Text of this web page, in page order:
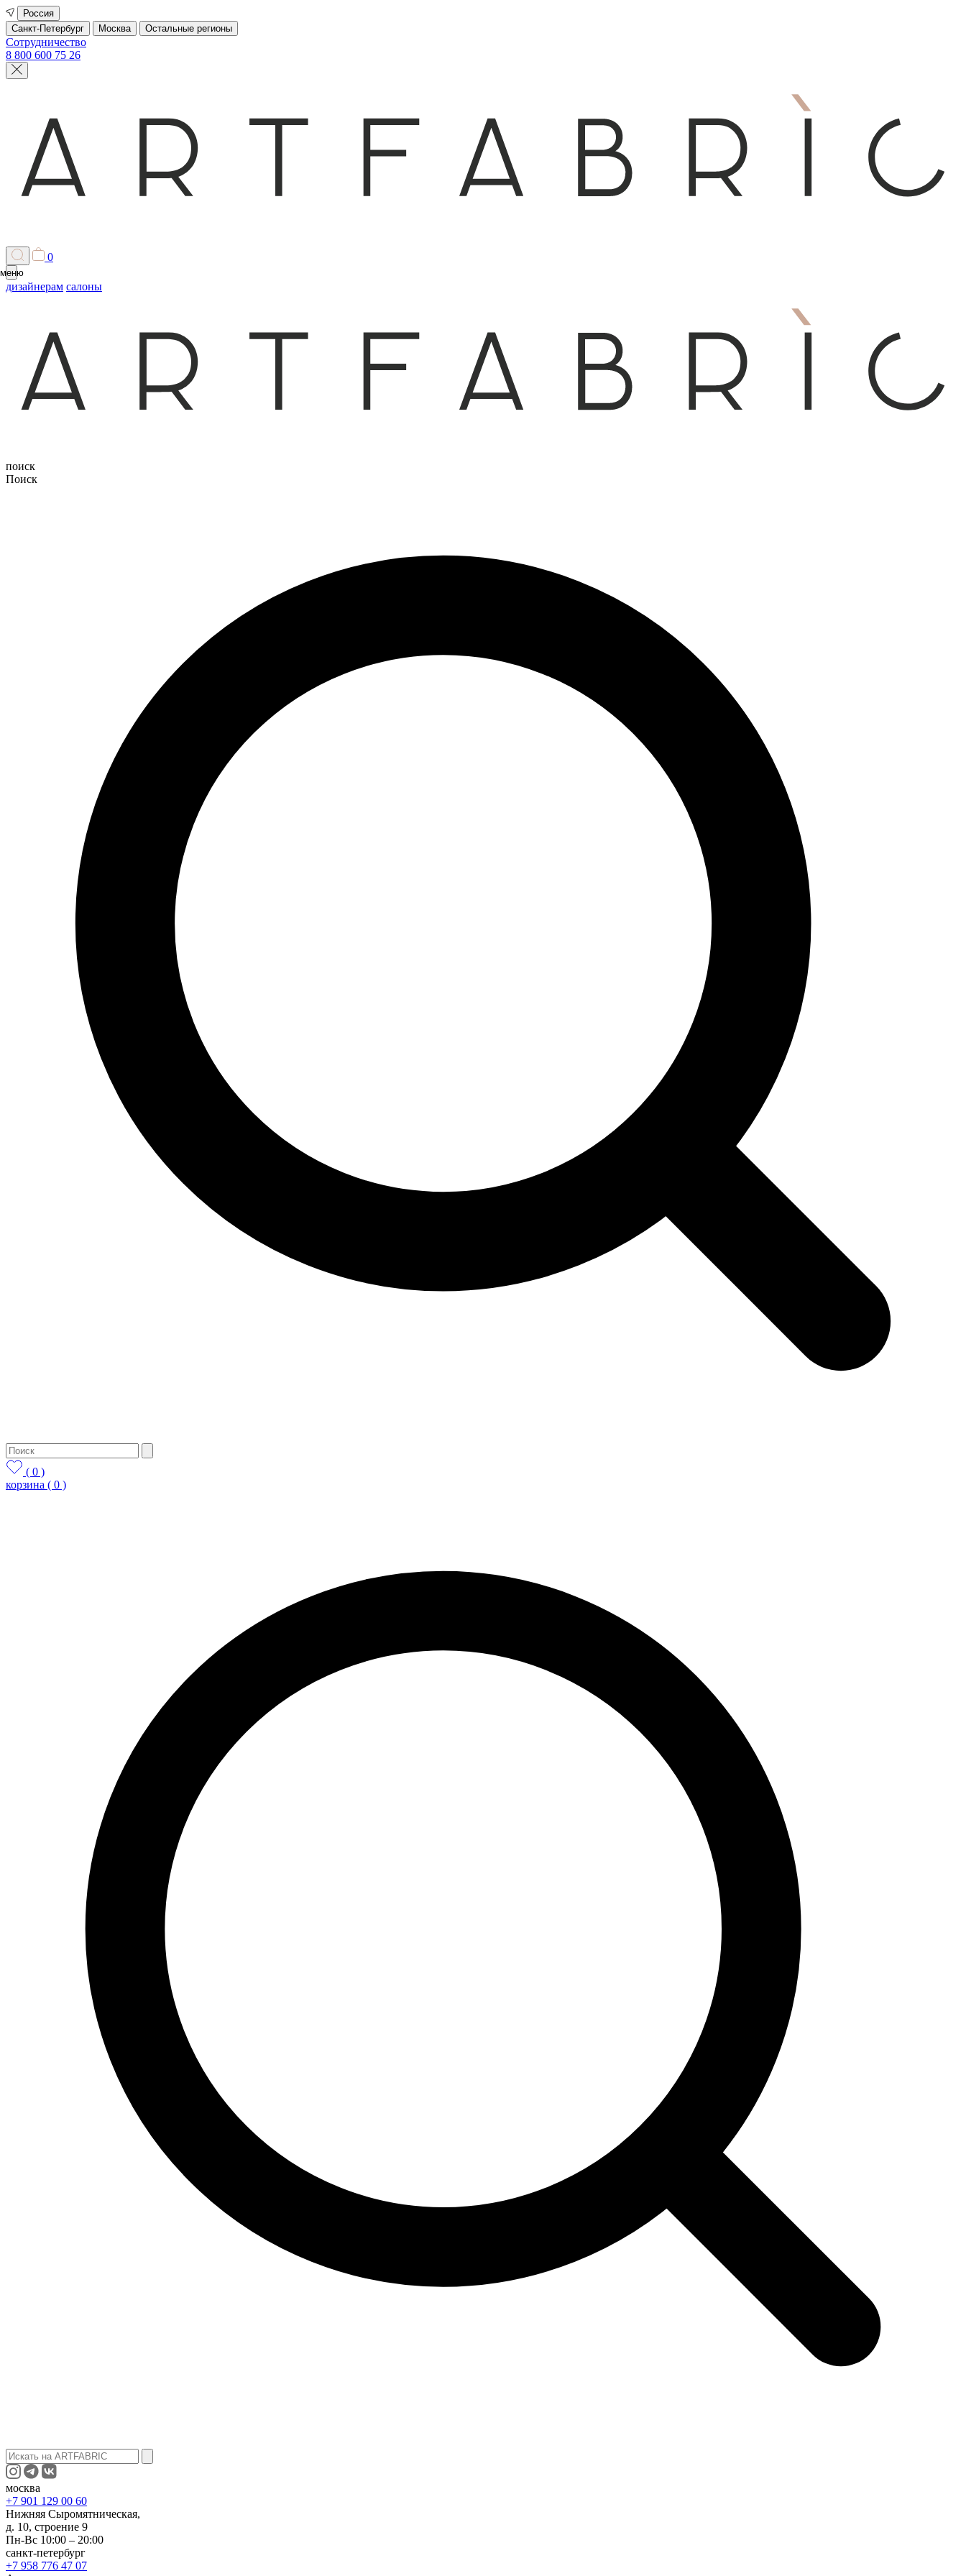
Россия
Санкт-Петербург
Москва Остальные регионы
Сотрудничество
8 800 600 75 26
0
меню
дизайнерам салоны
поиск
Поиск
( 0 )
корзина ( 0 )
москва
+7 901 129 00 60
Нижняя Сыромятническая,
д. 10, строение 9
Пн-Вс 10:00 – 20:00
санкт-петербург
+7 958 776 47 07